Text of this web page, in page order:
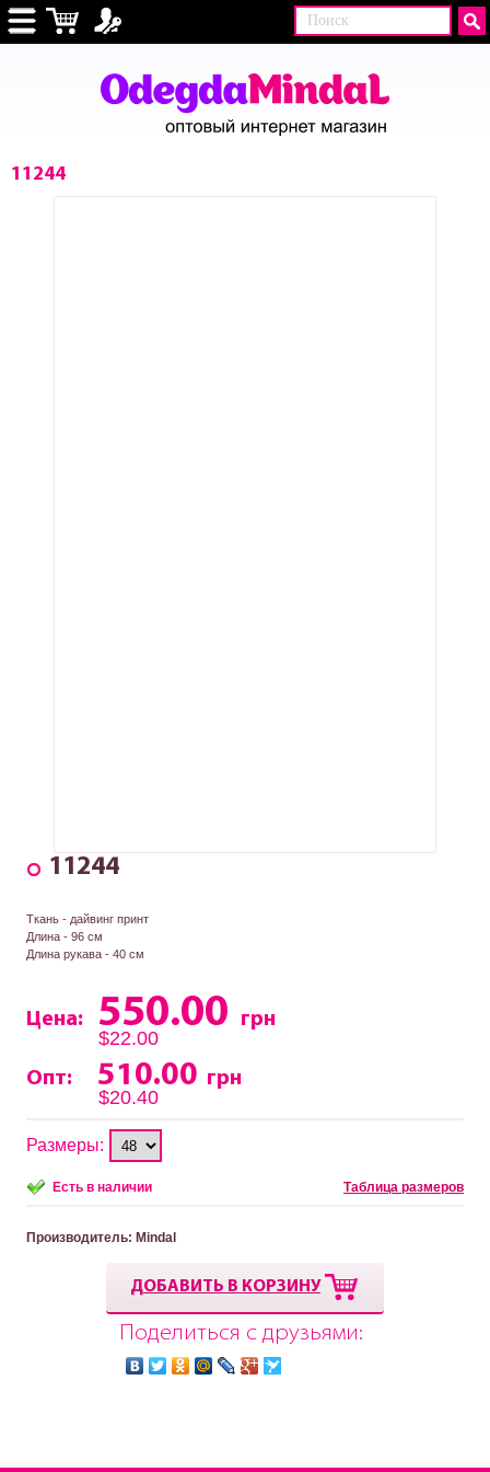
11244
11244
Ткань - дайвинг принт
Длина - 96 см
Длина рукава - 40 см
Цена: 550.00
грн
$22.00
Опт:
510.00 грн
$20.40
Размеры:
Есть в наличии Таблица размеров
Производитель: Mindal
ДОБАВИТЬ В КОРЗИНУ
Поделиться с друзьями: